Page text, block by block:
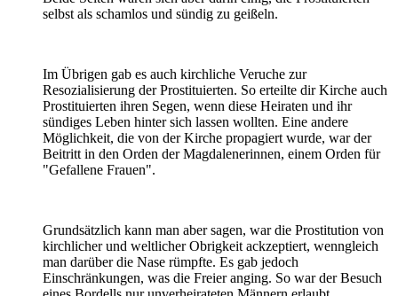
selbst als schamlos und sündig zu geißeln.
Im Übrigen gab es auch kirchliche Veruche zur
Resozialisierung der Prostituierten. So erteilte dir Kirche auch
Prostituierten ihren Segen, wenn diese Heiraten und ihr
sündiges Leben hinter sich lassen wollten. Eine andere
Möglichkeit, die von der Kirche propagiert wurde, war der
Beitritt in den Orden der Magdalenerinnen, einem Orden für
"Gefallene Frauen".
Grundsätzlich kann man aber sagen, war die Prostitution von
kirchlicher und weltlicher Obrigkeit ackzeptiert, wenngleich
man darüber die Nase rümpfte. Es gab jedoch
Einschränkungen, was die Freier anging. So war der Besuch